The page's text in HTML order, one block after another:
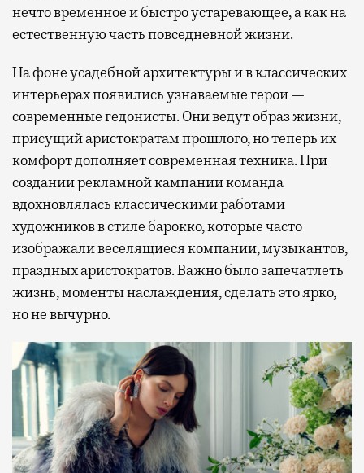
нечто временное и быстро устаревающее, а как на
естественную часть повседневной жизни.
На фоне усадебной архитектуры и в классических
интерьерах появились узнаваемые герои —
современные гедонисты. Они ведут образ жизни,
присущий аристократам прошлого, но теперь их
комфорт дополняет современная техника. При
создании рекламной кампании команда
вдохновлялась классическими работами
художников в стиле барокко, которые часто
изображали веселящиеся компании, музыкантов,
праздных аристократов. Важно было запечатлеть
жизнь, моменты наслаждения, сделать это ярко,
но не вычурно.